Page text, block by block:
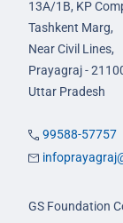
13A/1B, KP
Tashkent Marg,
Near Civil Lines,
Prayagraj -
Uttar Pradesh
99588-57757
GS Foundation